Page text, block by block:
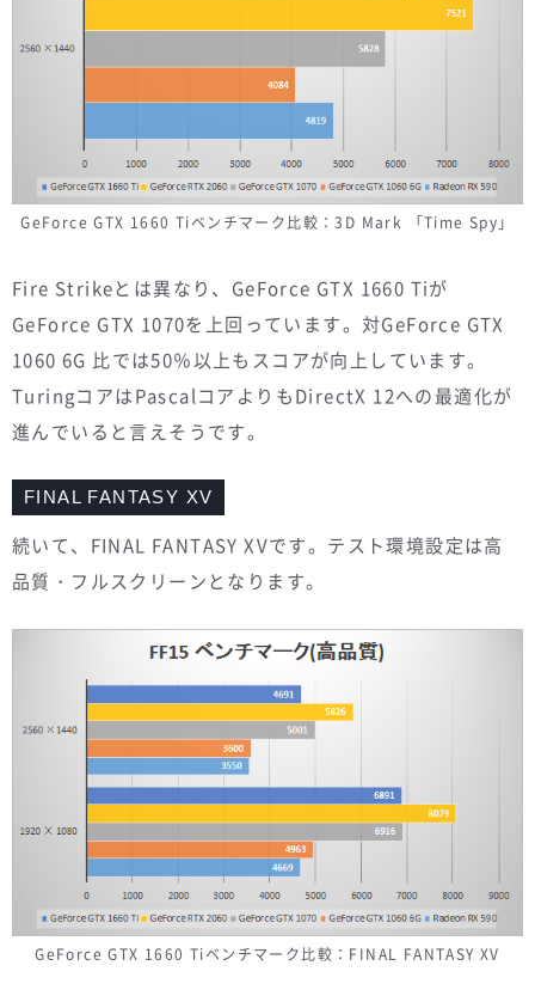
GeForce GTX 1660 Tiベンチマーク比較：3D Mark 「Time Spy」
Fire Strikeとは異なり、GeForce GTX 1660 Tiが
GeForce GTX 1070を上回っています。対GeForce GTX
1060 6G 比では50％以上もスコアが向上しています。
TuringコアはPascalコアよりもDirectX 12への最適化が
進んでいると言えそうです。
FINAL FANTASY XV
続いて、FINAL FANTASY XVです。テスト環境設定は高
品質・フルスクリーンとなります。
GeForce GTX 1660 Tiベンチマーク比較：FINAL FANTASY XV